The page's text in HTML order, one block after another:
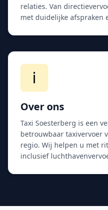
relaties. Van
met duidelijke afspraken
ℹ️
Over ons
Taxi Soesterberg is een
betrouwbaar taxivervoer
regio. Wij helpen u met
inclusief